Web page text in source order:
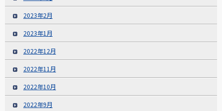
2023年2月
2023年1月
2022年12月
2022年11月
2022年10月
2022年9月